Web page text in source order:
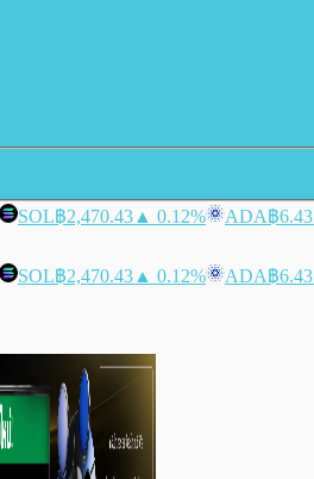
SOL฿2,470.43 ▲ 0.12% ADA฿6.43
SOL฿2,470.43 ▲ 0.12% ADA฿6.43